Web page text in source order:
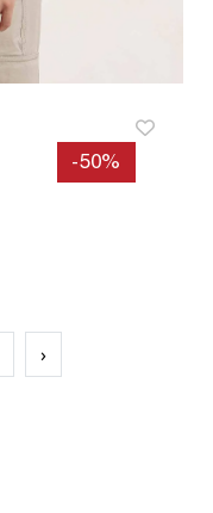
-50%
›